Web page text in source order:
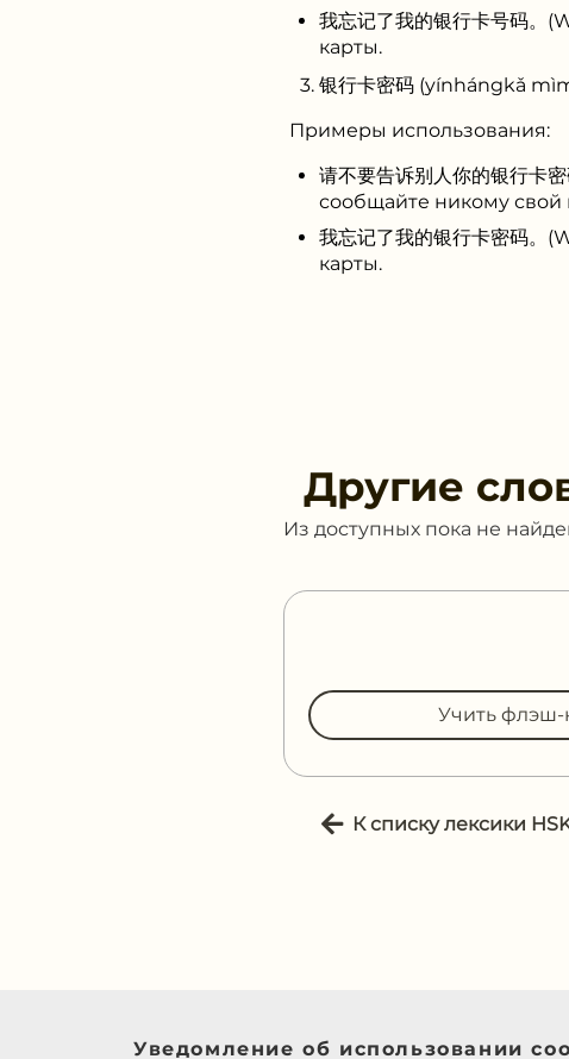
我忘记了我的银行卡号码
карты.
银行卡密码 (yínhángkǎ
Примеры использования:
请不要告诉别人你的银行
сообщайте никому свой
我忘记了我的银行卡密码
карты.
Другие
Из доступных пока не
Учить флэш-
К списку лексики
Уведомление об использовании